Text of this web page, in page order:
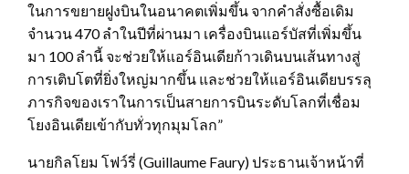
ในการขยายฝูงบินในอนาคตเพิ่มขึ้น จากคำสั่งซื้อเดิม
จำนวน 470 ลำในปีที่ผ่านมา เครื่องบินแอร์บัสที่เพิ่มขึ้น
มา 100 ลำนี้ จะช่วยให้แอร์อินเดียก้าวเดินบนเส้นทางสู่
การเติบโตที่ยิ่งใหญ่มากขึ้น และช่วยให้แอร์อินเดียบรรลุ
ภารกิจของเราในการเป็นสายการบินระดับโลกที่เชื่อม
โยงอินเดียเข้ากับทั่วทุกมุมโลก”
นายกิลโยม โฟว์รี่ (Guillaume Faury) ประธานเจ้าหน้าที่